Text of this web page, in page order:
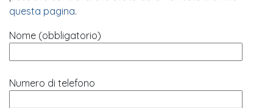
questa pagina.
Nome (obbligatorio)
Numero di telefono